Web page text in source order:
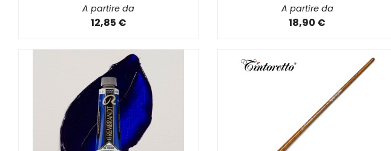
A partire da
12,85 €
A partire da
18,90 €